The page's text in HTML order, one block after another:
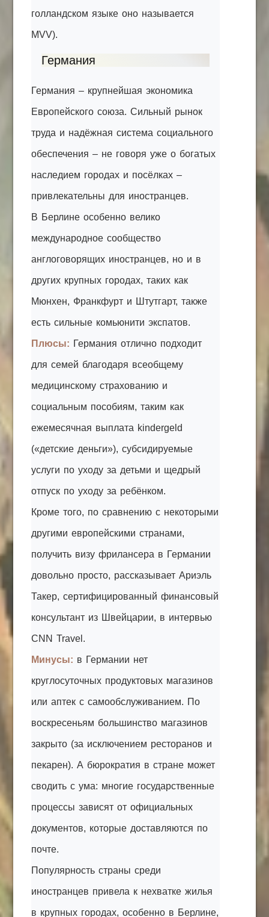
голландском языке оно называется
MVV).
Германия
Германия – крупнейшая экономика
Европейского союза. Сильный рынок
труда и надёжная система социального
обеспечения – не говоря уже о богатых
наследием городах и посёлках –
привлекательны для иностранцев.
В Берлине особенно велико
международное сообщество
англоговорящих иностранцев, но и в
других крупных городах, таких как
Мюнхен, Франкфурт и Штутгарт, также
есть сильные комьюнити экспатов.
Плюсы: Германия отлично подходит
для семей благодаря всеобщему
медицинскому страхованию и
социальным пособиям, таким как
ежемесячная выплата kindergeld
(«детские деньги»), субсидируемые
услуги по уходу за детьми и щедрый
отпуск по уходу за ребёнком.
Кроме того, по сравнению с некоторыми
другими европейскими странами,
получить визу фрилансера в Германии
довольно просто, рассказывает Ариэль
Такер, сертифицированный финансовый
консультант из Швейцарии, в интервью
CNN Travel.
Минусы: в Германии нет
круглосуточных продуктовых магазинов
или аптек с самообслуживанием. По
воскресеньям большинство магазинов
закрыто (за исключением ресторанов и
пекарен). А бюрократия в стране может
сводить с ума: многие государственные
процессы зависят от официальных
документов, которые доставляются по
почте.
Популярность страны среди
иностранцев привела к нехватке жилья
в крупных городах, особенно в Берлине,